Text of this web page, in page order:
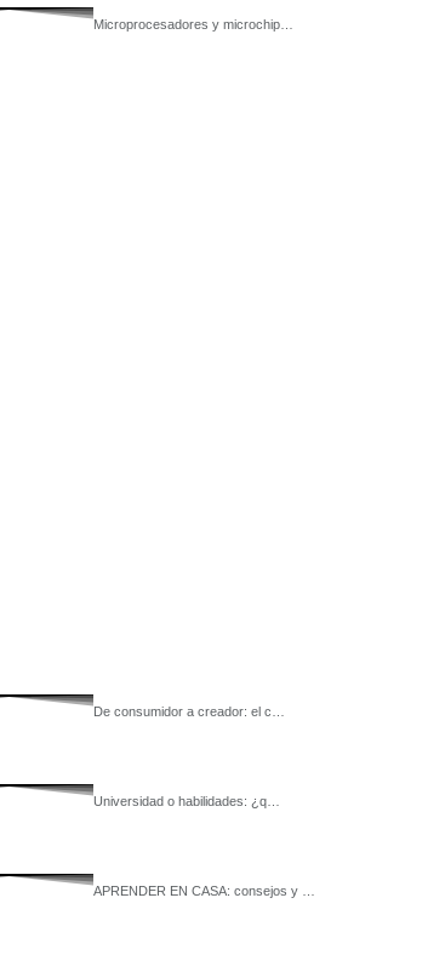
Microprocesadores y microchip…
De consumidor a creador: el c…
Universidad o habilidades: ¿q…
APRENDER EN CASA: consejos y …